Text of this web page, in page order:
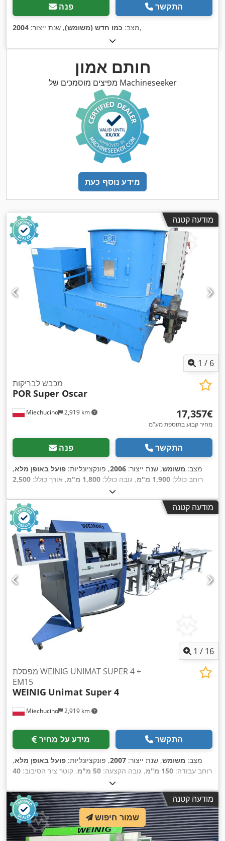
פנה התקשר
מצב: כמו חדש (משומש), שנת ייצור: 2004 ,
חותם אמון
מפיצים מוסמכים של Machineseeker
מידע נוסף כעת
מודעה קטנה
1 / 6
Miechucino 2,919 km
מכבש לבריקות
PORSuper Oscar
‏17,357 ‏€
מחיר קבוע בתוספת מע"מ
פנה התקשר
מצב: משומש, שנת ייצור: 2006, פונקציונליות: פועל באופן מלא,
רוחב כולל: 1,900 מ"מ , גובה כולל: 1,800 מ"מ , אורך כולל: 2,500
, משקל כולל:
כניסה:תלת פאזי, קיבולת מיכל שמן:600 ל ,
מודעה קטנה
1 / 16
Miechucino 2,919 km
מפסלת WEINIG UNIMAT SUPER 4 +
EM15
WEINIG Unimat Super 4
מידע על מחיר התקשר
מצב: משומש, שנת ייצור: 2007, פונקציונליות: פועל באופן מלא,
רוחב עבודה: 150 מ"מ , גובה הקצעה: 50 מ"מ , קוטר ציר הסיבוב: 40
, רוחב תכנון:
מודעה קטנה
שמור חיפוש